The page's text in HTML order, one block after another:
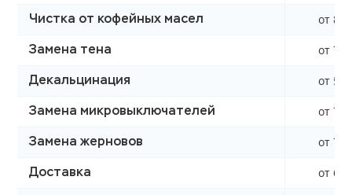
Чистка от кофейных масел от
Замена тена от
Декальцинация от
Замена микровыключателей от
Замена жерновов от
Доставка от